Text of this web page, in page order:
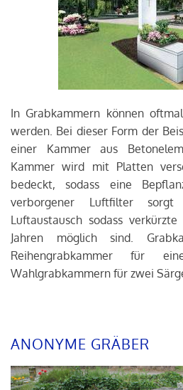
In Grabkammern können
werden. Bei dieser Form der
einer Kammer aus
Kammer wird mit Platten
bedeckt, sodass eine
verborgener Luftfilter
Luftaustausch sodass
Jahren möglich sind.
Reihengrabkammer für
Wahlgrabkammern für zwei
ANONYME GRÄBER